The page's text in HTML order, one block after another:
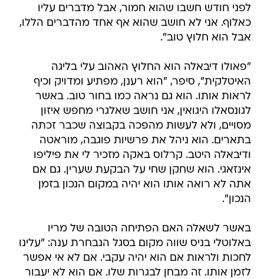
לפני חודש חשבו שהוא חמור, אבל מדברים עליו
כאלוף. אני לא חושב שהוא אף אחד מהדברים הללו,
אבל הוא חלוץ טוב".
"פאולו דיבאלה הוא החלוץ האהוב עלי בליגה
האיטלקית", סיפר, "הוא רענן, מפתיע ומדויק וכיף
לראות אותו. הוא גם נראה כמו בחור טוב. באשר
לגונסאלו היגואין, אני חושב שאלגרי מחפש איזון
מסויים, ולא לעשות מהפכה בקבוצה שכבר זכתה
בתארים. הוא ניהל את פרשיות פוגבה, מוראטה
ודיבאלה היטב. קרלוס באקה מזכיר לי את פיליפו
אינזאגי. הוא שחקן שחי על הבקעת שערין. גם אם
אתה לא רואה אותו הוא יהיה במקום הנכון בזמן
הנכון".
באשר לשאלה האם הפתיחה הטובה של מריו
באלוטלי בניס שווה מקום בסגל הנבחרת ענה: "עלינו
לחכות ולראות אם הוא יהיה עקבי. אם לא אי אפשר
לזמן אותו. זה מבחן לבגרות שלו. אם הוא לא יעבור